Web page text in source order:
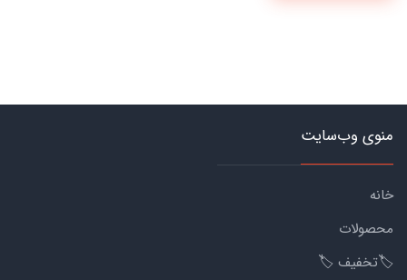
منوی وب‌سایت
خانه
محصولات
🏷️تخفیف 🏷️